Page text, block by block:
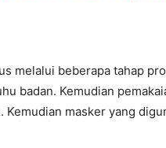
melalui beberapa tahap
badan. Kemudian
masker yang